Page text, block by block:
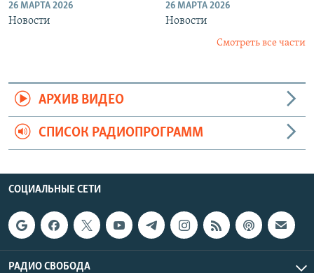
26 МАРТА 2026
Новости
26 МАРТА 2026
Новости
Смотреть все части
АРХИВ ВИДЕО
СПИСОК РАДИОПРОГРАММ
СОЦИАЛЬНЫЕ СЕТИ
РАДИО СВОБОДА